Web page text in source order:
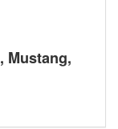
Mustang,